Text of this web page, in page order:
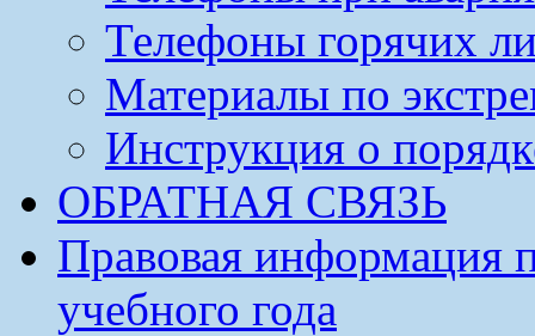
Телефоны горячих
Материалы по
Инструкция о
ОБРАТНАЯ СВЯЗЬ
Правовая информация
учебного года